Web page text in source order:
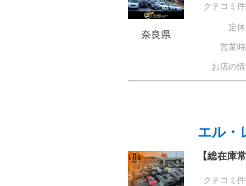
奈良県
クチコミ
定休
営業時
お店の
エル
【総在庫
クチコミ